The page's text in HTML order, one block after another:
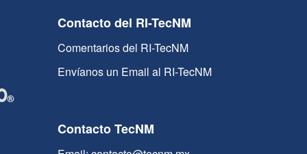
Contacto del RI-TecNM
Comentarios del RI-TecNM
Envíanos un Email al RI-TecNM
Contacto TecNM